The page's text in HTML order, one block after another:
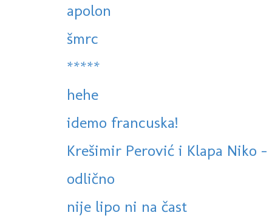
apolon
šmrc
*****
hehe
idemo francuska!
Krešimir Perović i Klapa Niko
odlično
nije lipo ni na čast